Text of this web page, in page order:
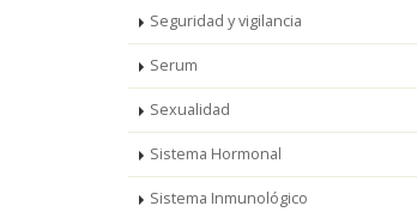
Seguridad y vigilancia
Serum
Sexualidad
Sistema Hormonal
Sistema Inmunológico